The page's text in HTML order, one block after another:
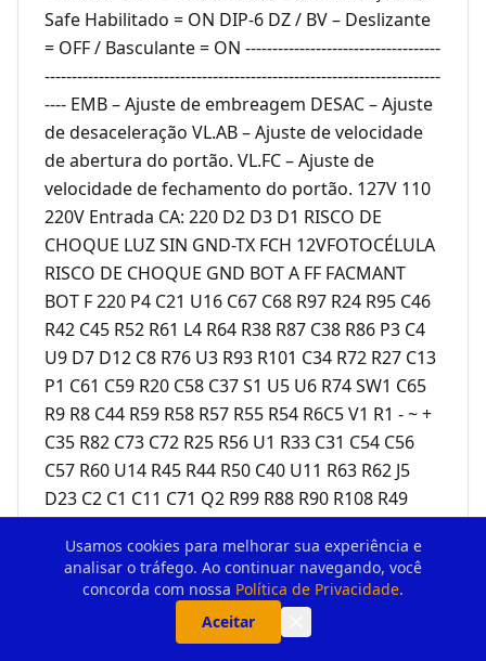
Usamos cookies para melhorar sua experiência e
analisar o tráfego. Ao continuar navegando, você
concorda com nossa Política de Privacidade.
Aceitar